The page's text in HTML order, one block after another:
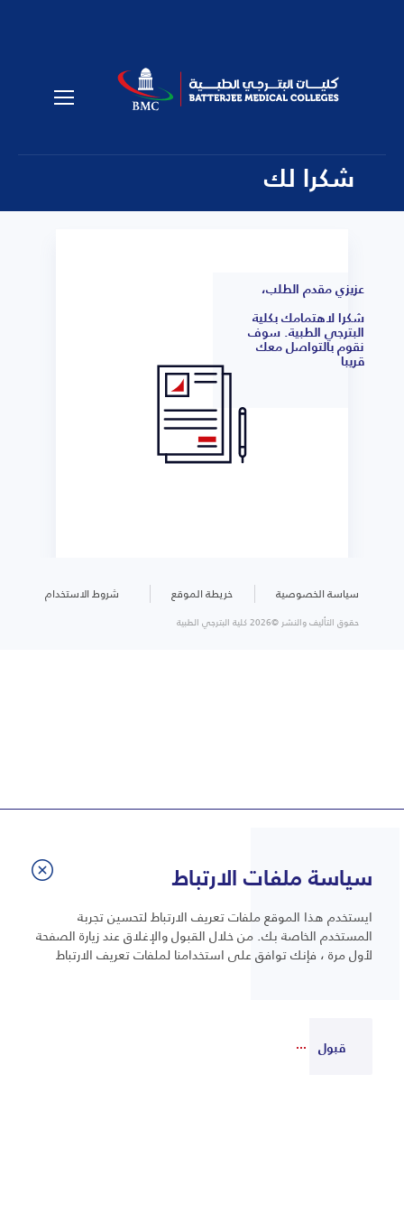
شكرا لك
عزيزي مقدم الطلب،
شكرا لاهتمامك بكلية
البترجي الطبية. سوف
نقوم بالتواصل معك
قريبا
سياسة الخصوصية خريطة الموقع شروط الاستخدام
حقوق التأليف والنشر ©2026 كلية البترجي الطبية
سياسة ملفات الارتباط
ايستخدم هذا الموقع ملفات تعريف الارتباط لتحسين تجربة
المستخدم الخاصة بك. من خلال القبول والإغلاق عند زيارة الصفحة
لأول مرة ، فإنك توافق على استخدامنا لملفات تعريف الارتباط
قبول